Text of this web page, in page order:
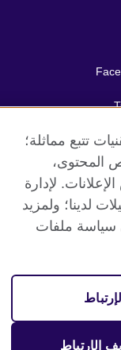
والفرص
تتبع مماثلة؛
المحتوى،
لإدارة
لدينا؛ ولمزيد
سياسة ملفات
الإرتباط